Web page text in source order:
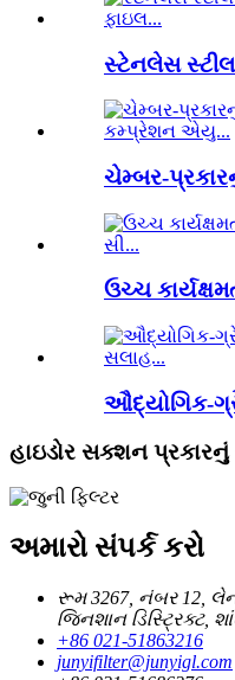
સ્ટેનલેસ
ચેમ્બર-
ઉચ્ચ
ઔદ્યોગિક-
હાઇડોર સક્શન
અમારો સંપર્ક કરો
રૂમ 3267, નંબર 12,
જિનશાન ડિસ્ટ્રિક્ટ,
+86 021-51863216
junyifilter@junyigl.com